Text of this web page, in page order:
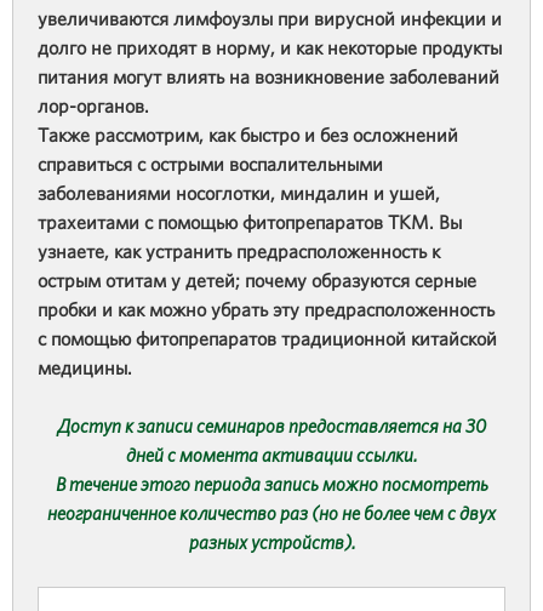
увеличиваются лимфоузлы при вирусной инфекции и
долго не приходят в норму, и как некоторые продукты
питания могут влиять на возникновение заболеваний
лор-органов.
Также рассмотрим, как быстро и без осложнений
справиться с острыми воспалительными
заболеваниями носоглотки, миндалин и ушей,
трахеитами с помощью фитопрепаратов ТКМ. Вы
узнаете, как устранить предрасположенность к
острым отитам у детей; почему образуются серные
пробки и как можно убрать эту предрасположенность
с помощью фитопрепаратов традиционной китайской
медицины.
Доступ к записи семинаров предоставляется на 30
дней с момента активации ссылки.
В течение этого периода запись можно посмотреть
неограниченное количество раз (но не более чем с двух
разных устройств).